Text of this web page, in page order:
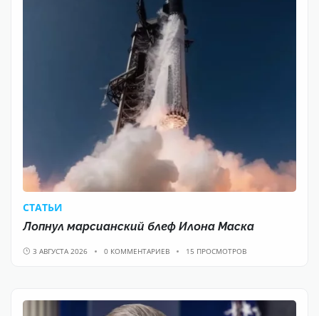
CТАТЬИ
Лопнул марсианский блеф Илона Маска
3 АВГУСТА 2026 0 КОММЕНТАРИЕВ 15 ПРОСМОТРОВ